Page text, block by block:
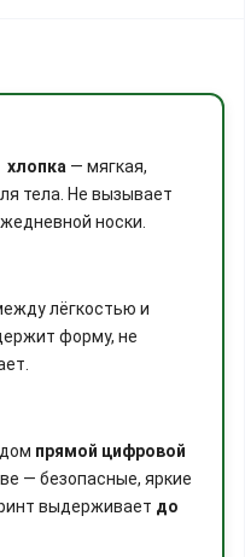
хлопка — мягкая,
тела. Не вызывает
носки.
лёгкостью и
форму, не
прямой цифровой
— безопасные, яркие
выдерживает до